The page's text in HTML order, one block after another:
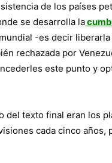
de los países
se desarrolla la
-es decir
rechazada por
este punto y
del texto final eran los
cada cinco años,